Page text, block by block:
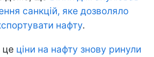
санкцій, яке дозволяло
нафту.
це ціни на нафту знову ринули